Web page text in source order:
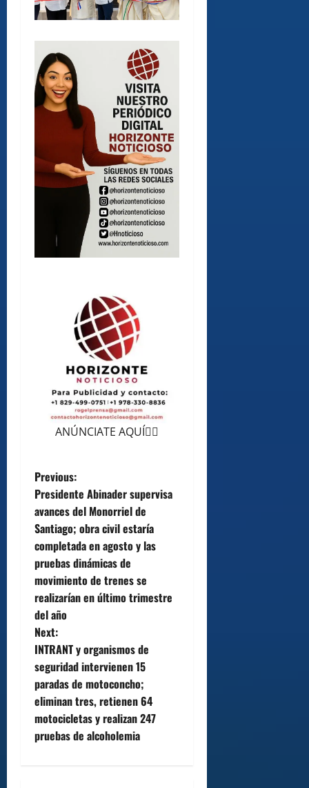
ANÚNCIATE AQUÍ👆🏻
P
o
s
t
n
a
v
i
g
a
Previous:
Presidente Abinader supervisa
avances del Monorriel de
Santiago; obra civil estaría
completada en agosto y las
pruebas dinámicas de
movimiento de trenes se
realizarían en último trimestre
del año
Next:
INTRANT y organismos de
seguridad intervienen 15
paradas de motoconcho;
eliminan tres, retienen 64
motocicletas y realizan 247
pruebas de alcoholemia